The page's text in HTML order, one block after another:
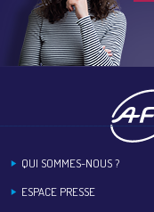
QUI SOMMES-NOUS ?
ESPACE PRESSE